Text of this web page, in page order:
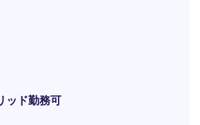
ッド勤務可